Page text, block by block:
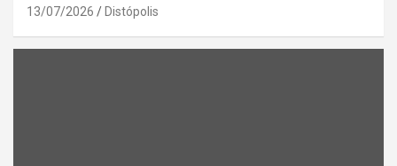
13/07/2026 Distópolis